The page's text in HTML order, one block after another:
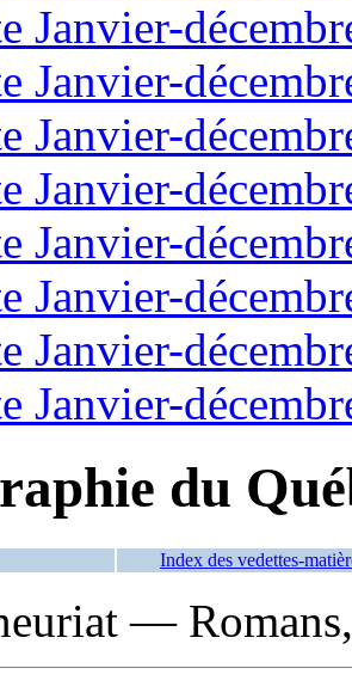
Janvier-
Janvier-
Janvier-
Janvier-
Janvier-
Janvier-
Janvier-
Janvier-
du
Index des vedettes-
—